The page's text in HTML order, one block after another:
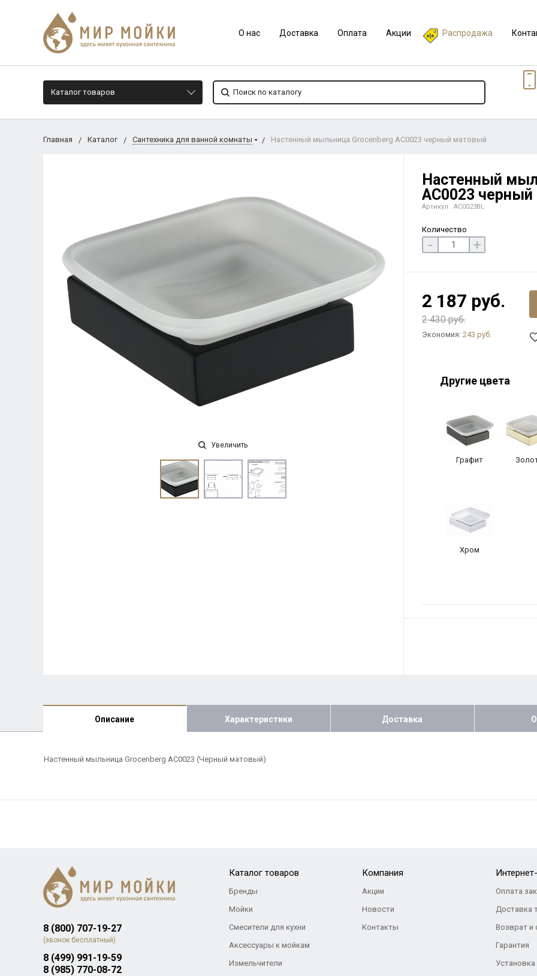
О нас Доставка Оплата Акции Распродажа
Каталог товаров
Главная Каталог Сантехника для ванной комнаты Настенный мыльница Grocenberg AC0023 черный матовый
Увеличить
Настенный
AC0023
Артикул : AC0023BL
Количество
- +
2 187 руб.
2 430 руб.
Экономия: 243 руб.
Другие цвета
Графит
Хром
Описание Характеристики Доставка
Настенный мыльница Grocenberg AC0023 (Черный матовый)
8 (800) 707-19-27
(звонок бесплатный)
8 (499) 991-19-59
8 (985) 770-08-72
Каталог товаров
Бренды
Мойки
Смесители для кухни
Аксессуары к мойкам
Измельчители
Компания
Акции
Новости
Контакты
Оплата
Доставка
Возврат и
Гарантия
Установка